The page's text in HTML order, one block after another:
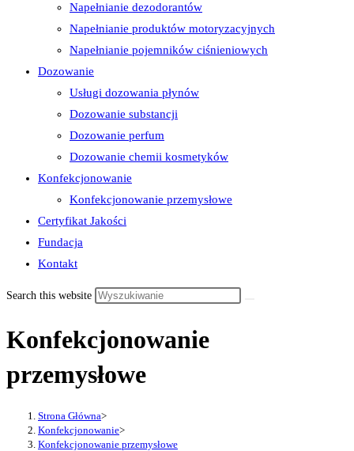
Napełnianie dezodorantów
Napełnianie produktów motoryzacyjnych
Napełnianie pojemników ciśnieniowych
Dozowanie
Usługi dozowania płynów
Dozowanie substancji
Dozowanie perfum
Dozowanie chemii kosmetyków
Konfekcjonowanie
Konfekcjonowanie przemysłowe
Certyfikat Jakości
Fundacja
Kontakt
Search this website
Konfekcjonowanie
przemysłowe
Strona Główna>
Konfekcjonowanie>
Konfekcjonowanie przemysłowe